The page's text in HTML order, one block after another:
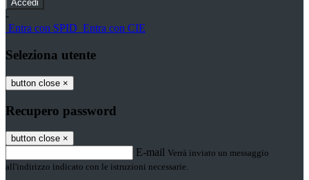
-
Entra con SPID Entra con CIE
Seleziona utente
button close ×
Recupero password
button close ×
E-mail Verrà inviato un messaggio
all'indirizzo indicato con le istruzioni necessarie.